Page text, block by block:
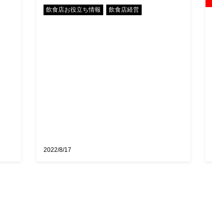
飲食店お役立ち情報 飲食店経営
2022/8/17